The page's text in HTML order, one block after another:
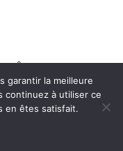
garantir la meilleure
continuez à utiliser ce
en êtes satisfait.